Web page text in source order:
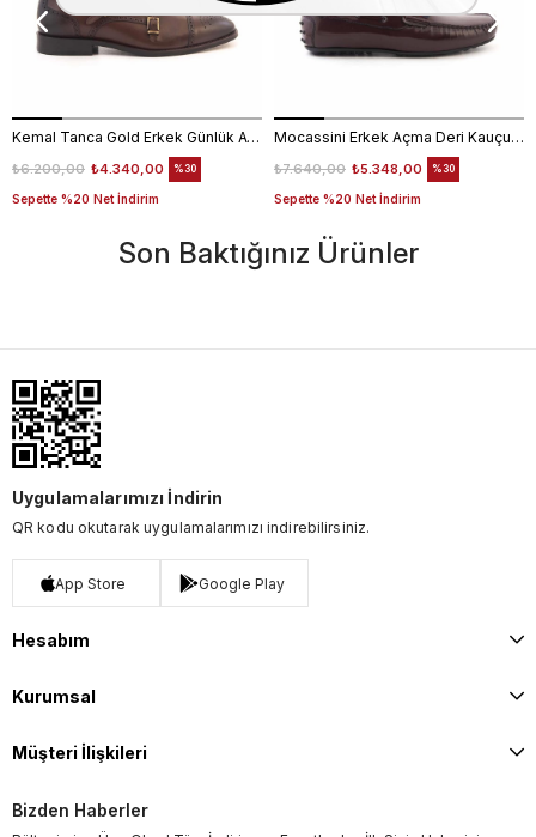
Kemal Tanca Gold Erkek Günlük Ayakkabı 6612-152
₺4.340,00
₺6.200,00
Sepette %20 Net İndirim
%30
Mocassini Erkek Açma Deri Kauçuk Taban Bordo Günlük Ayakkabı
₺5.348,00
₺7.640,00
Sepette %20 Net İndirim
%30
Son Baktığınız Ürünler
Uygulamalarımızı İndirin
QR kodu okutarak uygulamalarımızı indirebilirsiniz.
App Store Google Play
Hesabım
Kurumsal
Müşteri İlişkileri
Bizden Haberler